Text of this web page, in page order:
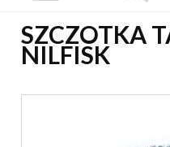
SZCZOTKA
NILFISK